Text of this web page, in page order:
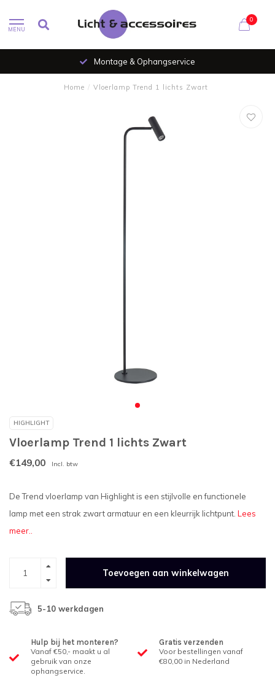
MENU
0
Montage & Ophangservice
Home / Vloerlamp Trend 1 lichts Zwart
HIGHLIGHT
Vloerlamp Trend 1 lichts Zwart
€149,00 Incl. btw
De Trend vloerlamp van Highlight is een stijlvolle en functionele
lamp met een strak zwart armatuur en een kleurrijk lichtpunt. Lees
meer..
Toevoegen aan winkelwagen
5-10 werkdagen
Hulp bij het monteren?
Vanaf €50,- maakt u al
gebruik van onze
ophangservice.
Gratis verzenden
Voor bestellingen vanaf
€80,00 in Nederland